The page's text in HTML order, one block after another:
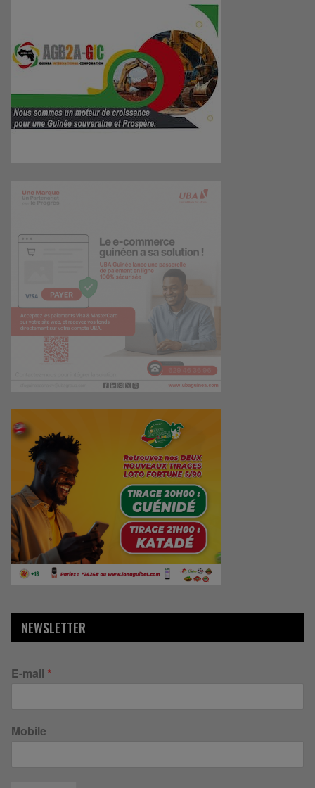
NEWSLETTER
E-mail *
Mobile